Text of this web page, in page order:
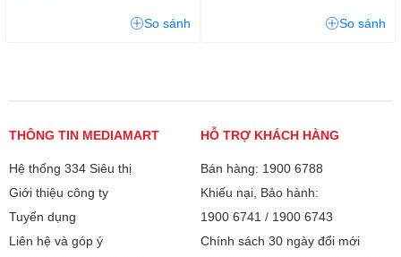
So sánh So sánh
THÔNG TIN MEDIAMART
Hệ thống 334 Siêu thị
Giới thiệu công ty
Tuyển dụng
Liên hệ và góp ý
HỖ TRỢ KHÁCH HÀNG
Bán hàng: 1900 6788
Khiếu nại, Bảo hành:
1900 6741 / 1900 6743
Chính sách 30 ngày đổi mới